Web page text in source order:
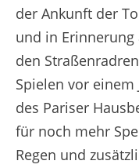
der Ankunft der
und in
den
Spielen vor einem
des Pariser
für noch mehr
Regen und